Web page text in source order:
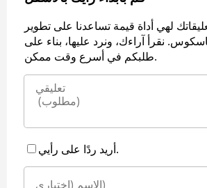
لهي أداة قيمة تساعدنا على تطوير
نقرأ آراءك، ونرد عليها، بناء على
طلبكم في أسرع وقت ممكن.
أريد ردًا على رأيي.